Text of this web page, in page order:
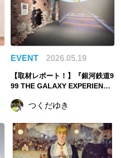
EVENT 2026.05.19
【取材レポート！】『銀河鉄道9
99 THE GALAXY EXPERIENCE
る。』999号に乗り銀河へ旅立
会【角川武蔵野ミュージアム】
つくだゆき